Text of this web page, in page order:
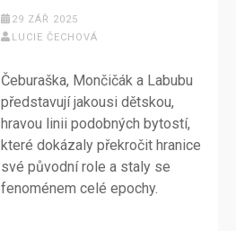
29 ZÁŘ 2025
LUCIE ČECHOVÁ
Čeburaška, Mončičák a Labubu
představují jakousi dětskou,
hravou linii podobných bytostí,
které dokázaly překročit hranice
své původní role a staly se
fenoménem celé epochy.